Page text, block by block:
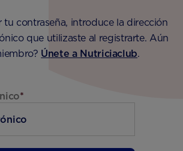
tu contraseña, introduce la dirección
que utilizaste al registrarte. Aún
Únete a Nutriciaclub.
*